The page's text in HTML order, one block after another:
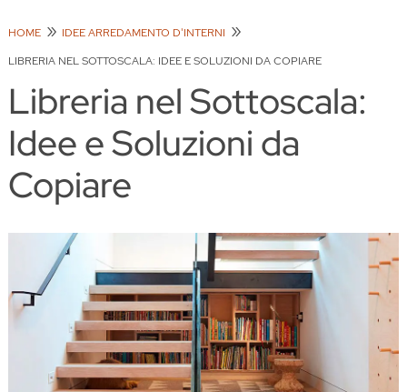
HOME
IDEE ARREDAMENTO D'INTERNI
LIBRERIA NEL SOTTOSCALA: IDEE E SOLUZIONI DA COPIARE
Libreria nel Sottoscala:
Idee e Soluzioni da
Copiare